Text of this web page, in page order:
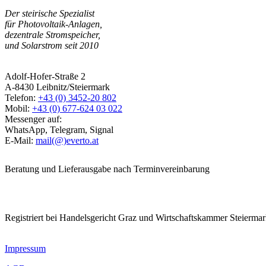
Der steirische Spezialist
für Photovoltaik-Anlagen,
dezentrale Stromspeicher,
und Solarstrom seit 2010
Adolf-Hofer-Straße 2
A-8430 Leibnitz/Steiermark
Telefon: +43 (0) 3452-20 802
Mobil: +43 (0) 677-624 03 022
Messenger auf:
WhatsApp, Telegram, Signal
E-Mail: mail(@)everto.at
Beratung und Lieferausgabe nach Terminvereinbarung
Registriert bei Handelsgericht Graz und Wirtschaftskammer
Impressum